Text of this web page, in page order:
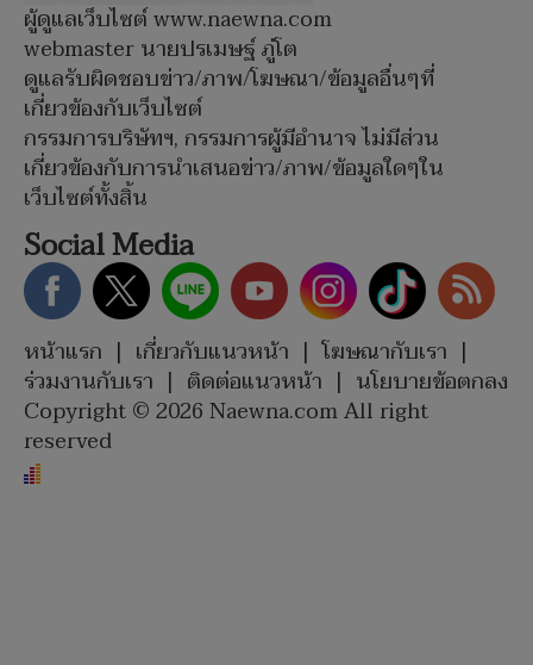
ผู้ดูแลเว็บไซต์ www.naewna.com
webmaster นายปรเมษฐ์ ภู่โต
ดูแลรับผิดชอบข่าว/ภาพ/โฆษณา/ข้อมูลอื่นๆที่
เกี่ยวข้องกับเว็บไซต์
กรรมการบริษัทฯ, กรรมการผู้มีอำนาจ ไม่มีส่วน
เกี่ยวข้องกับการนำเสนอข่าว/ภาพ/ข้อมูลใดๆใน
เว็บไซต์ทั้งสิ้น
Social Media
หน้าแรก | เกี่ยวกับแนวหน้า | โฆษณากับเรา |
ร่วมงานกับเรา | ติดต่อแนวหน้า | นโยบายข้อตกลง
Copyright © 2026 Naewna.com All right
reserved